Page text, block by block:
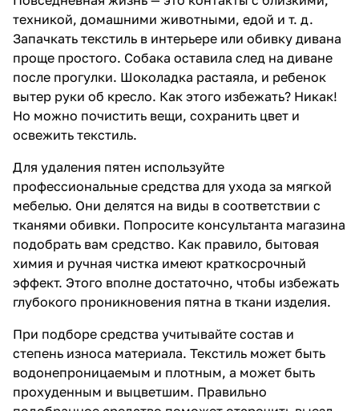
техникой, домашними животными, едой и т. д.
Запачкать текстиль в интерьере или обивку дивана
проще простого. Собака оставила след на диване
после прогулки. Шоколадка растаяла, и ребенок
вытер руки об кресло. Как этого избежать? Никак!
Но можно почистить вещи, сохранить цвет и
освежить текстиль.
Для удаления пятен используйте
профессиональные средства для ухода за мягкой
мебелью. Они делятся на виды в соответствии с
тканями обивки. Попросите консультанта магазина
подобрать вам средство. Как правило, бытовая
химия и ручная чистка имеют краткосрочный
эффект. Этого вполне достаточно, чтобы избежать
глубокого проникновения пятна в ткани изделия.
При подборе средства учитывайте состав и
степень износа материала. Текстиль может быть
водонепроницаемым и плотным, а может быть
прохуденным и выцветшим. Правильно